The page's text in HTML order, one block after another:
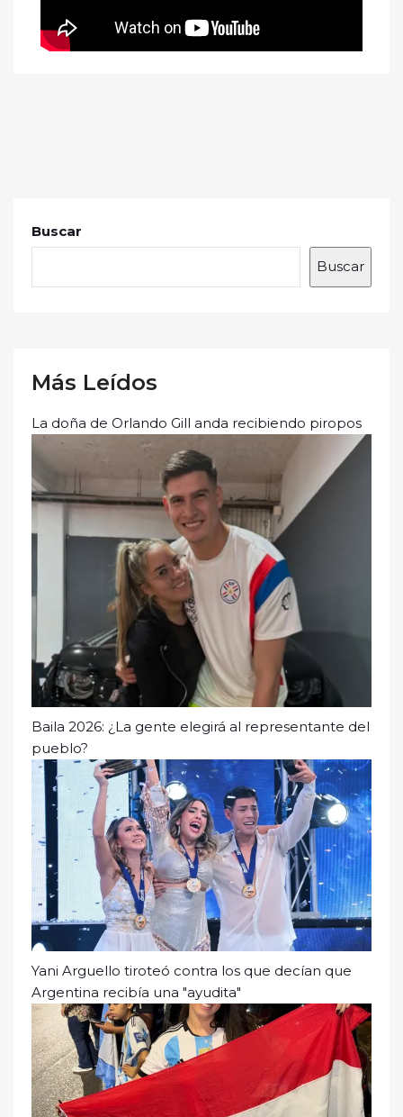
Buscar
Buscar
Más Leídos
La doña de Orlando Gill anda recibiendo piropos
Baila 2026: ¿La gente elegirá al representante del
pueblo?
Yani Arguello tiroteó contra los que decían que
Argentina recibía una "ayudita"